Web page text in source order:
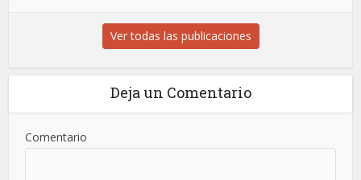
Ver todas las publicaciones
Deja un Comentario
Comentario